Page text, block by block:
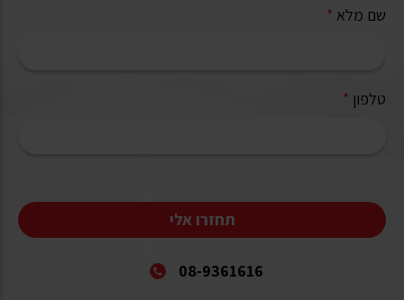
שם מלא *
טלפון *
תחזרו אלי
08-9361616